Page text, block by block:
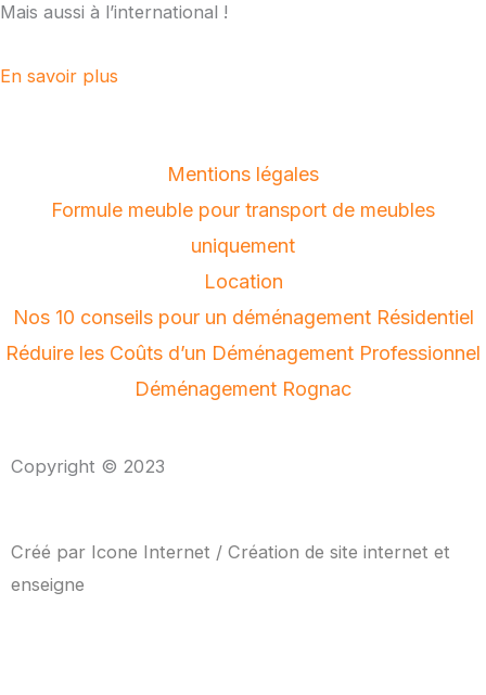
o
k
r
a
Mais aussi à l’international !
En savoir plus
Mentions légales
Formule meuble pour transport de meubles
uniquement
Location
Nos 10 conseils pour un déménagement Résidentiel
Réduire les Coûts d’un Déménagement Professionnel
Déménagement Rognac
Copyright © 2023
Créé par Icone Internet / Création de site internet et
enseigne